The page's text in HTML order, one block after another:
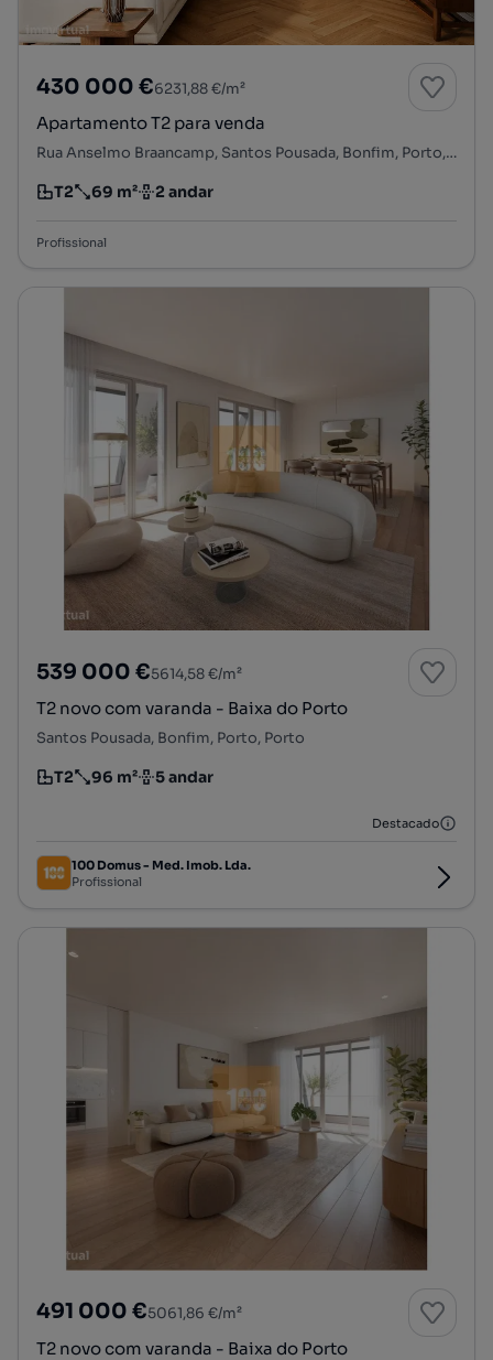
430 000 €6231,88 €/m²
Apartamento T2 para venda
Rua Anselmo Braancamp, Santos Pousada, Bonfim, Porto, Porto
Tipologia
T2
Preço por metro quadrado
69 m²
Andar 2 andar
Profissional
539 000 €5614,58 €/m²
T2 novo com varanda - Baixa do Porto
Santos Pousada, Bonfim, Porto, Porto
Tipologia
T2
Preço por metro quadrado
96 m²
Andar 5 andar
Destacado
100 Domus - Med. Imob. Lda.
Profissional
491 000 €5061,86 €/m²
T2 novo com varanda - Baixa do Porto